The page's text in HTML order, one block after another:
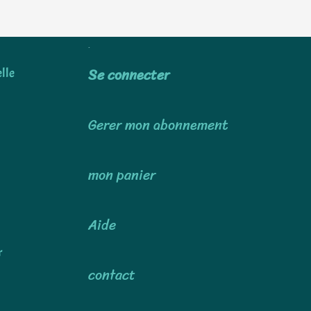
Se connecter
Gerer mon abonnement
mon panier
Aide
contact